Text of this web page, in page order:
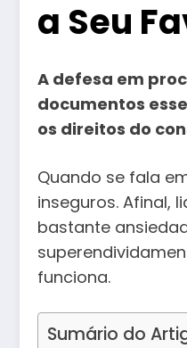
a Seu
A defesa em
documentos
os direitos do
Quando se fala
inseguros. Afinal,
bastante
funciona.
Sumário do